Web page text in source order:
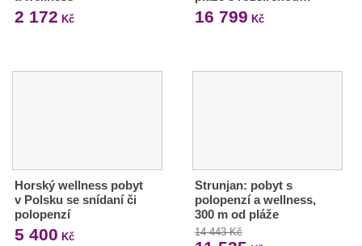
2 172 Kč 16 799 Kč
Horský wellness pobyt
v Polsku se snídaní či
polopenzí
5 400 Kč
Strunjan: pobyt s
polopenzí a wellness,
300 m od pláže
14 443 Kč